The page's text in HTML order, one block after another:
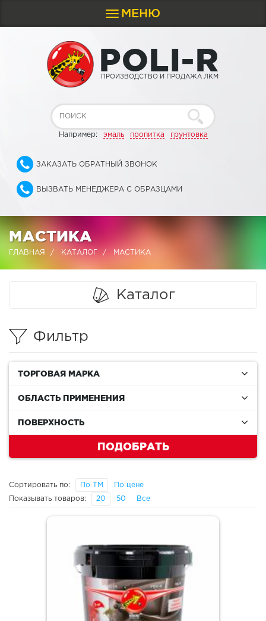
Toggle
navigation
МЕНЮ
POLI-R
ПРОИЗВОДСТВО И ПРОДАЖА ЛКМ
Например: эмаль пропитка грунтовка
ЗАКАЗАТЬ ОБРАТНЫЙ ЗВОНОК
ВЫЗВАТЬ МЕНЕДЖЕРА С ОБРАЗЦАМИ
МАСТИКА
ГЛАВНАЯ КАТАЛОГ МАСТИКА
Каталог
Фильтр
ТОРГОВАЯ МАРКА
ОБЛАСТЬ ПРИМЕНЕНИЯ
ПОВЕРХНОСТЬ
ПОДОБРАТЬ
Сортировать по: По ТМ По цене
Показывать товаров: 20 50 Все